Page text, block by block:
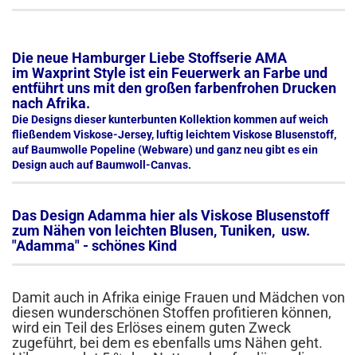
Die neue Hamburger Liebe Stoffserie AMA
im Waxprint Style ist ein Feuerwerk an Farbe und
entführt uns mit den großen farbenfrohen Drucken
nach Afrika.
Die Designs dieser kunterbunten Kollektion kommen auf weich
fließendem Viskose-Jersey, luftig leichtem Viskose Blusenstoff,
auf Baumwolle Popeline (Webware) und ganz neu gibt es ein
Design auch auf Baumwoll-Canvas.
Das Design Adamma hier als Viskose Blusenstoff
zum Nähen von leichten Blusen, Tuniken, usw.
"Adamma" - schönes Kind
Damit auch in Afrika einige Frauen und Mädchen von
diesen wunderschönen Stoffen profitieren können,
wird ein Teil des Erlöses einem guten Zweck
zugeführt, bei dem es ebenfalls ums Nähen geht.